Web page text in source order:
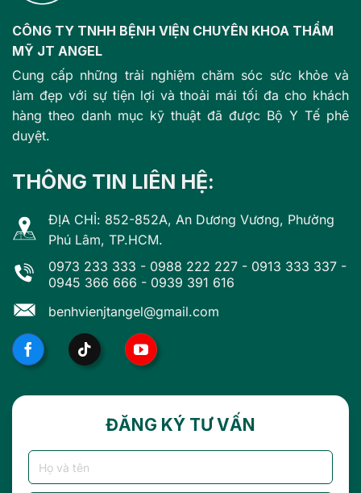
CÔNG TY TNHH BỆNH VIỆN CHUYÊN KHOA THẨM
MỸ JT ANGEL
Cung cấp những trải nghiệm chăm sóc sức khỏe và
làm đẹp với sự tiện lợi và thoải mái tối đa cho khách
hàng theo danh mục kỹ thuật đã được Bộ Y Tế phê
duyệt.
THÔNG TIN LIÊN HỆ:
ĐỊA CHỈ: 852-852A, An Dương Vương, Phường
Phú Lâm, TP.HCM.
0973 233 333 - 0988 222 227 - 0913 333 337 -
0945 366 666 - 0939 391 616
benhvienjtangel@gmail.com
ĐĂNG KÝ TƯ VẤN